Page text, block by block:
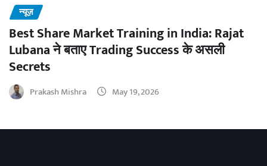
न्यूज़
Best Share Market Training in India: Rajat
Lubana ने बताए Trading Success के असली
Secrets
Prakash Mishra May 19, 2026